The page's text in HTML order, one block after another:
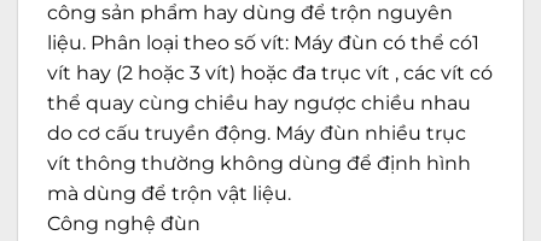
công sản phẩm hay dùng để trộn nguyên
liệu. Phân loại theo số vít: Máy đùn có thể có1
vít hay (2 hoặc 3 vít) hoặc đa trục vít , các vít có
thể quay cùng chiều hay ngược chiều nhau
do cơ cấu truyền động. Máy đùn nhiều trục
vít thông thường không dùng để định hình
mà dùng để trộn vật liệu.
Công nghệ đùn